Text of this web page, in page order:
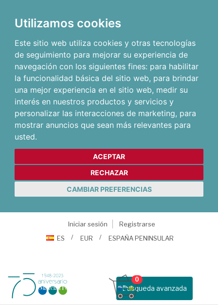
Utilizamos cookies
Este sitio web utiliza cookies y otras tecnologías
de seguimiento para mejorar su experiencia de
navegación con los siguientes fines: para habilitar
la funcionalidad básica del sitio web, para brindar
una mejor experiencia en el sitio web, medir su
interés en nuestros productos y servicios y
personalizar las interacciones de marketing, para
mostrar anuncios que sean más relevantes para
usted.
ACEPTAR
RECHAZAR
CAMBIAR PREFERENCIAS
Iniciar sesión
Registrarse
ES
EUR ESPAÑA PENINSULAR
Busqueda avanzada
0